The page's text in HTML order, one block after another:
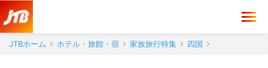
JTBホーム ホテル・旅館・宿 家族旅行特集 四国